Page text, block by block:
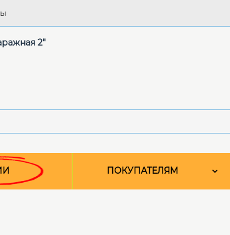
2"
ПОКУПАТЕЛЯМ